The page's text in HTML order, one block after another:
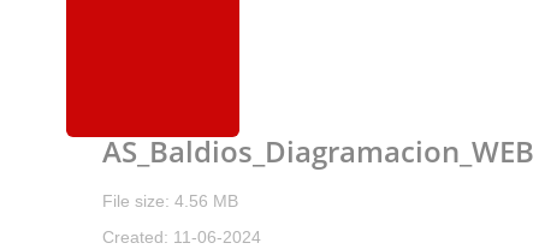
AS_Baldios_Diagramacion_WEB
File size: 4.56 MB
Created: 11-06-2024